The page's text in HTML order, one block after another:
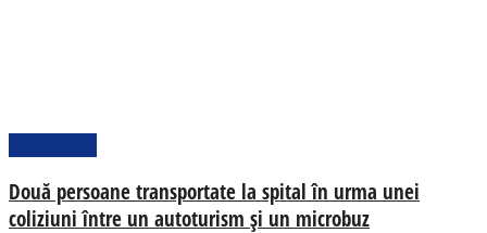
Două persoane transportate la spital în urma unei
coliziuni între un autoturism și un microbuz